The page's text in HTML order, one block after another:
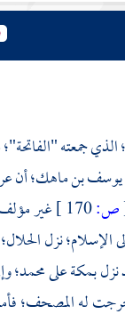
جمعته "الفاتحة"؛
يوسف بن ماهك؛أن
ص:
غير
الإسلام؛ نزل
نزلبمكةعلىمحمد؛
له المصحف؛